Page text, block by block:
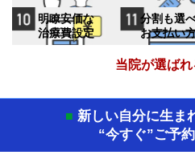
明瞭安価な
治療費設定
分割も選
お支払い
当院が選ば
■ 新しい自分に生ま
“今すぐ”ご予